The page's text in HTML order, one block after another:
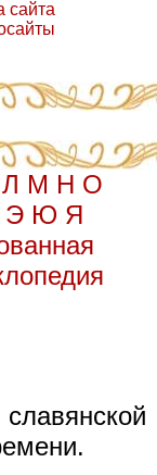
сайта
Л М Н О
Э Ю Я